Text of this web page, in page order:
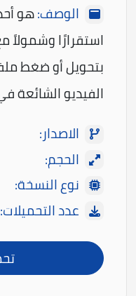
الوصف:هو
استقرارًا وشمولاً
بتحويل أو ضغط
الفيديو الشائعة
الاصدار:
الحجم:
نوع النسخة:
عدد التحميلات: